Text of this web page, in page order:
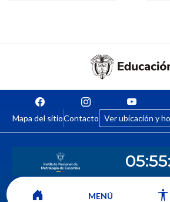
Mapa del sitioContacto Ver ubicación y
CORPORACIÓN UNIVERSITARIA
MENÚ